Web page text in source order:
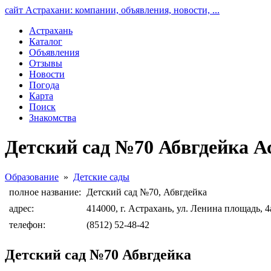
сайт Астрахани: компании, объявления, новости, ...
Астрахань
Каталог
Объявления
Отзывы
Новости
Погода
Карта
Поиск
Знакомства
Детский сад №70 Абвгдейка
Образование » Детские сады
полное название:
Детский сад №70, Абвгдейка
адрес:
414000, г. Астрахань, ул. Ленина площадь,
телефон:
(8512) 52-48-42
Детский сад №70 Абвгдейка